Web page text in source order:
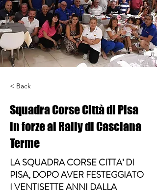
< Back
Squadra Corse Città di Pisa
in forze al Rally di Casciana
Terme
LA SQUADRA CORSE CITTA’ DI
PISA, DOPO AVER FESTEGGIATO
I VENTISETTE ANNI DALLA